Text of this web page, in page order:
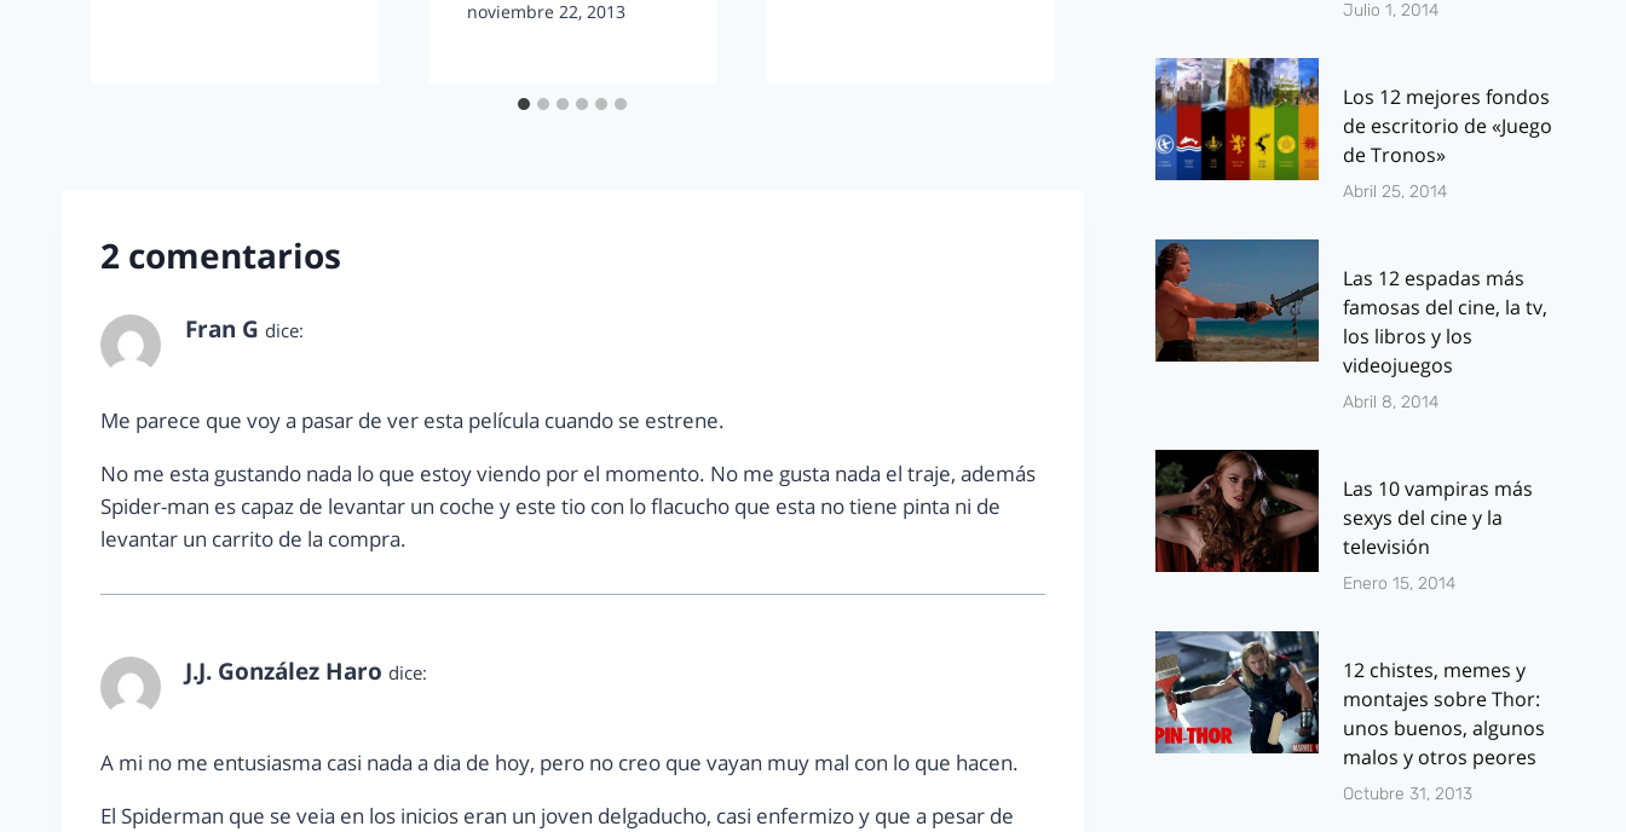
noviembre 22, 2013
2 comentarios
Fran G dice:
Me parece que voy a pasar de ver esta película cuando se estrene.
No me esta gustando nada lo que estoy viendo por el momento. No me gusta nada el traje, además
Spider-man es capaz de levantar un coche y este tio con lo flacucho que esta no tiene pinta ni de
levantar un carrito de la compra.
J.J. González Haro dice:
A mi no me entusiasma casi nada a dia de hoy, pero no creo que vayan muy mal con lo que hacen.
El Spiderman que se veia en los inicios eran un joven delgaducho, casi enfermizo y que a pesar de
Julio 1, 2014
Los 12 mejores fondos
de escritorio de «Juego
de Tronos»
Abril 25, 2014
Las 12 espadas más
famosas del cine, la tv,
los libros y los
videojuegos
Abril 8, 2014
Las 10 vampiras más
sexys del cine y la
televisión
Enero 15, 2014
12 chistes, memes y
montajes sobre Thor:
unos buenos, algunos
malos y otros peores
Octubre 31, 2013